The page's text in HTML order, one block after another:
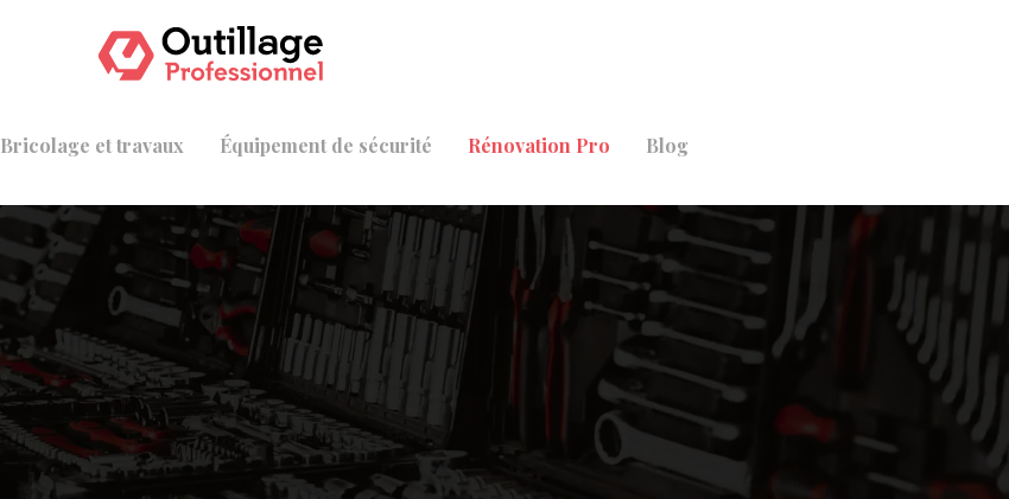
Bricolage et travaux Équipement de sécurité Rénovation Pro Blog